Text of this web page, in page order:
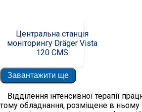
Центральна станція
моніторингу Dräger Vista
120 CMS
Завантажити ще
Відділення інтенсивної терапії
тому обладнання, розміщене в ньому